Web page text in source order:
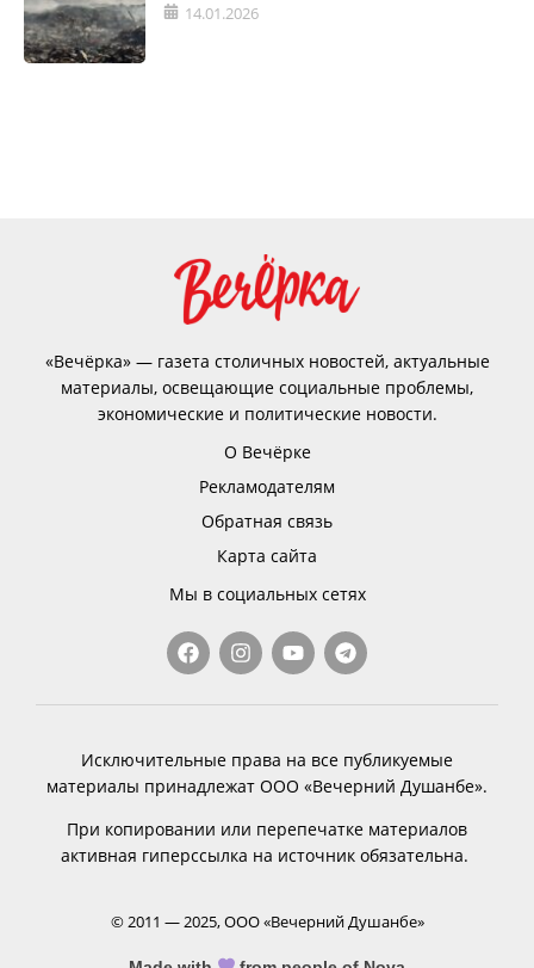
14.01.2026
«Вечёрка» — газета столичных новостей, актуальные
материалы, освещающие социальные проблемы,
экономические и политические новости.
О Вечёрке
Рекламодателям
Обратная связь
Карта сайта
Мы в социальных сетях
Исключительные права на все публикуемые
материалы принадлежат ООО «Вечерний Душанбе».
При копировании или перепечатке материалов
активная гиперссылка на источник обязательна.
© 2011 — 2025, ООО «Вечерний Душанбе»